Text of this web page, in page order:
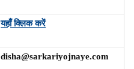
यहाँ क्लिक करें
disha@sarkariyojnaye.com